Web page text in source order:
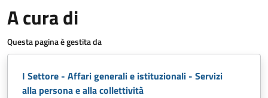
A cura di
Questa pagina è gestita da
I Settore - Affari generali e istituzionali - Servizi
alla persona e alla collettività